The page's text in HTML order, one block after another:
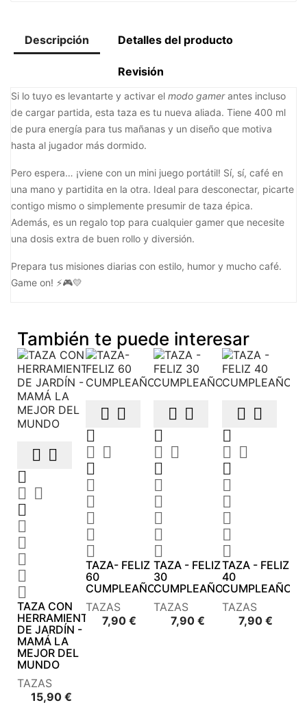
Descripción Detalles del producto
Revisión
Si lo tuyo es levantarte y activar el modo gamerantes incluso
de cargar partida, esta taza es tu nueva aliada. Tiene 400 ml
de pura energía para tus mañanas y un diseño que motiva
hasta al jugador más dormido.
Pero espera… ¡viene con un mini juego portátil! Sí, sí, café en
una mano y partidita en la otra. Ideal para desconectar, picarte
contigo mismo o simplemente presumir de taza épica.
Además, es un regalo top para cualquier gamer que necesite
una dosis extra de buen rollo y diversión.
Prepara tus misiones diarias con estilo, humor y mucho café.
Game on! ⚡🎮💛
También te puede interesar
 

 






TAZA CON
HERRAMIENTAS
DE JARDÍN -
MAMÁ LA
MEJOR DEL
MUNDO
TAZAS
15,90 €Precio
 

 






TAZA- FELIZ
60
CUMPLEAÑOS
TAZAS
7,90 €
 

 






TAZA - FELIZ
30
CUMPLEAÑOS
TAZAS
7,90 €Precio
 

 






TAZA - FELIZ
40
CUMPLEAÑOS
TAZAS
7,90 €